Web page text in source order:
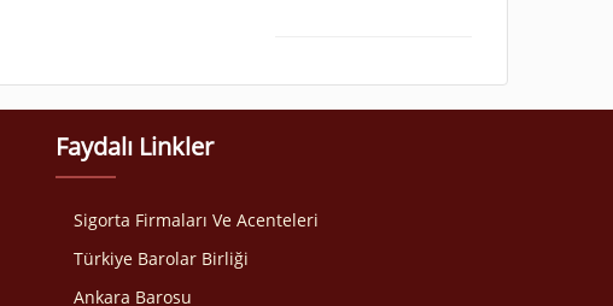
Faydalı Linkler
Sigorta Firmaları Ve Acenteleri
Türkiye Barolar Birliği
Ankara Barosu